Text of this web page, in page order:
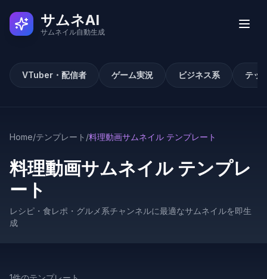
サムネAI
サムネイル自動生成
実例
料金
VTuber・配信者 ゲーム実況 ビジネス系 テッ
Home/テンプレート /料理動画サムネイル テンプレート
料理動画サムネイル テンプレ
ート
レシピ・食レポ・グルメ系チャンネルに最適なサムネイルを即生
成